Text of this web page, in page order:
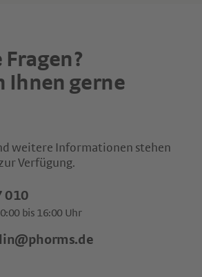
Fragen?
Ihnen gerne
weitere Informationen stehen
Verfügung.
010
bis 16:00 Uhr